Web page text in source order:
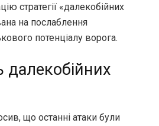
стратегії «далекобійних
на послаблення
потенціалу ворога.
далекобійних
що останні атаки були